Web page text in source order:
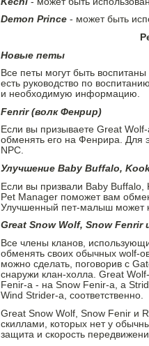
Demon Prince - может быть
Новые петы
Все петы могут быть
есть руководство по
и необходимую информацию.
Fenrir (волк Фенрир)
Если вы призываете Great
обменять его на Фенрира. Для
NPC.
Улучшение Baby Buffalo,
Если вы призвали Baby
Pet Manager поможет вам
Улучшенный пет-малыш может
Great Snow Wolf, Snow Fenrir
Все члены кланов,
обменять своих обычных wolf-
можно сделать, поговорив с
снаружи клан-холла. Great
Fenir-а - на Snow Fenir-a, а
Wind Strider-а, соответственно.
Great Snow Wolf, Snow Fenir и
скиллами, которых нет у
защита и скорость